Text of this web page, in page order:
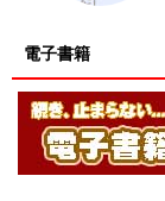
電子書籍